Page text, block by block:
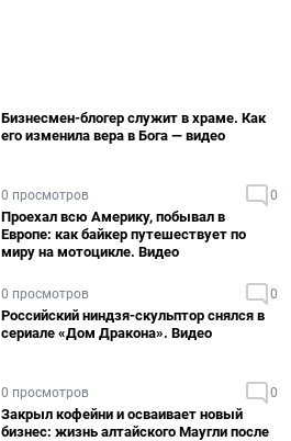
Бизнесмен-блогер служит в храме. Как
его изменила вера в Бога — видео
0 просмотров 0
Проехал всю Америку, побывал в
Европе: как байкер путешествует по
миру на мотоцикле. Видео
0 просмотров 0
Российский ниндзя-скульптор снялся в
сериале «Дом Дракона». Видео
0 просмотров 0
Закрыл кофейни и осваивает новый
бизнес: жизнь алтайского Маугли после